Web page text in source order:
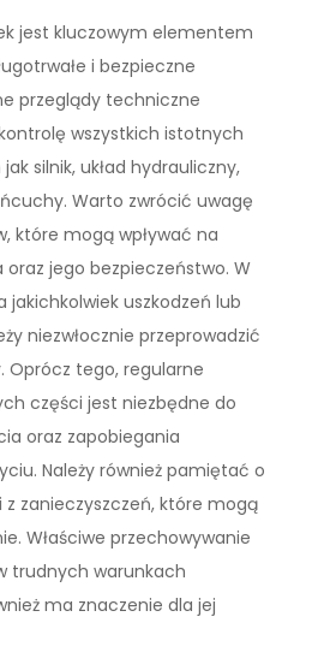
jest kluczowym elementem
i bezpieczne
przeglądy techniczne
wszystkich istotnych
silnik, układ hydrauliczny,
Warto zwrócić uwagę
które mogą wpływać na
jego bezpieczeństwo. W
jakichkolwiek uszkodzeń lub
niezwłocznie przeprowadzić
Oprócz tego, regularne
części jest niezbędne do
oraz zapobiegania
Należy również pamiętać o
z zanieczyszczeń, które mogą
Właściwe przechowywanie
trudnych warunkach
ma znaczenie dla jej